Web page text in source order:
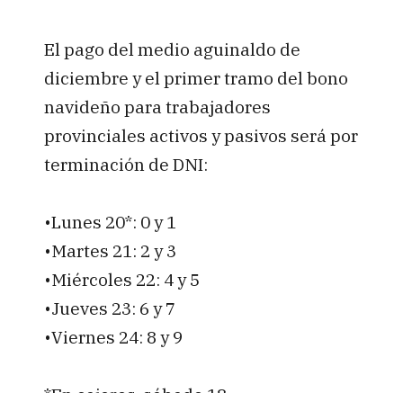
El pago del medio aguinaldo de
diciembre y el primer tramo del bono
navideño para trabajadores
provinciales activos y pasivos será por
terminación de DNI:
•Lunes 20*: 0 y 1
•Martes 21: 2 y 3
•Miércoles 22: 4 y 5
•Jueves 23: 6 y 7
•Viernes 24: 8 y 9